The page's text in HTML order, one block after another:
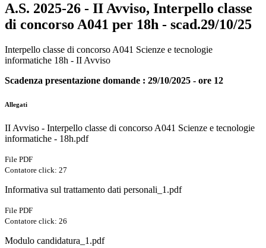
A.S. 2025-26 - II Avviso, Interpello classe
di concorso A041 per 18h - scad.29/10/25
Interpello classe di concorso A041 Scienze e tecnologie
informatiche 18h - II Avviso
Scadenza presentazione domande : 29/10/2025 - ore 12
Allegati
II Avviso - Interpello classe di concorso A041 Scienze e tecnologie
informatiche - 18h.pdf
File PDF
Contatore click: 27
Informativa sul trattamento dati personali_1.pdf
File PDF
Contatore click: 26
Modulo candidatura_1.pdf